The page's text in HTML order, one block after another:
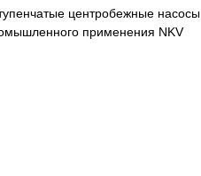
центробежные насосы
применения NKV